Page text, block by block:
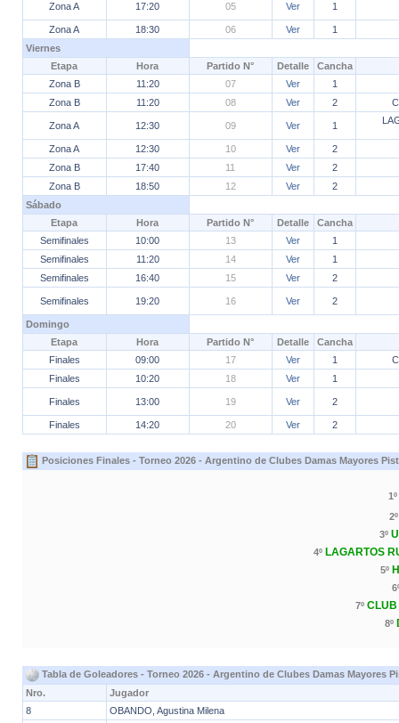
Zona A 17:20 05 Ver 1
Zona A 18:30 06 Ver
1
Viernes
Etapa
Hora Partido N° Detalle
Cancha
Zona B
11:20 07 Ver
1
Zona B
11:20 08 Ver 2
Zona A 12:30 09 Ver 1
Zona A 12:30 10 Ver
2
Zona B
17:40 11 Ver
2
Zona B
18:50 12 Ver
2
Sábado
Etapa
Hora Partido N° Detalle
Cancha
Semifinales
10:00 13 Ver
1
Semifinales
11:20 14 Ver
1
Semifinales
16:40 15 Ver 2
Semifinales 19:20 16 Ver 2
Domingo
Etapa
Hora Partido N° Detalle
Cancha
Finales
09:00 17 Ver 1
Finales
10:20 18 Ver 1
Finales 13:00 19 Ver 2
Finales 14:20 20 Ver 2
Posiciones Finales - Torneo 2026 - Argentino de Clubes Damas Mayores
1º
3º
4º LAGARTOS
5º
7º CLUB
8º
Tabla de Goleadores - Torneo 2026 - Argentino de Clubes Damas Mayores
Nro.
Jugador
8
OBANDO, Agustina Milena